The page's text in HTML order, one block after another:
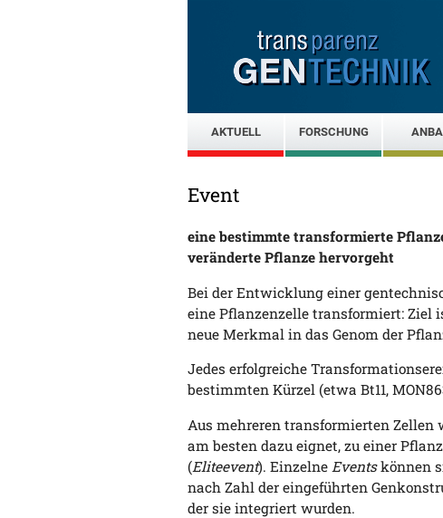
AKTUELL FORSCHUNG
Event
eine bestimmte transformierte
veränderte Pflanze hervorgeht
Bei der Entwicklung einer
eine Pflanzenzelle transformiert: Ziel
neue Merkmal in das Genom der
Jedes erfolgreiche
bestimmten Kürzel (etwa Bt11,
Aus mehreren transformierten Zellen
am besten dazu eignet, zu einer
(Eliteevent). Einzelne Eventskönnen
nach Zahl der eingeführten
der sie integriert wurden.